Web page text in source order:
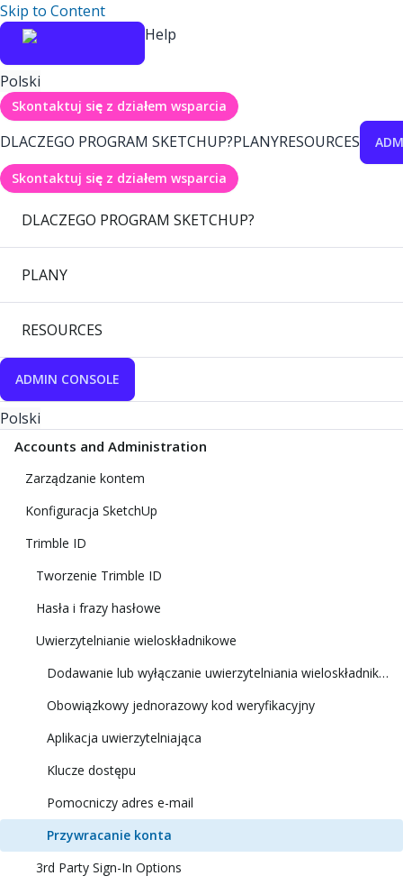
Skip to Content
Help
Polski
Skontaktuj się z działem wsparcia
DLACZEGO PROGRAM SKETCHUP?PLANYRESOURCES
Skontaktuj się z działem wsparcia
DLACZEGO PROGRAM SKETCHUP?
PLANY
RESOURCES
ADMIN CONSOLE
Polski
Accounts and Administration
Zarządzanie kontem
Konfiguracja SketchUp
Trimble ID
Tworzenie Trimble ID
Hasła i frazy hasłowe
Uwierzytelnianie wieloskładnikowe
Dodawanie lub wyłączanie uwierzytelniania wieloskładnikowego
Obowiązkowy jednorazowy kod weryfikacyjny
Aplikacja uwierzytelniająca
Klucze dostępu
Pomocniczy adres e-mail
Przywracanie konta
3rd Party Sign-In Options